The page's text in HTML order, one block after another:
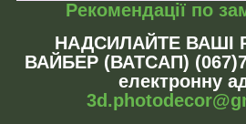
Рекомендації по
НАДСИЛАЙТЕ ВАШІ
ВАЙБЕР (ВАТСАП)
електронну